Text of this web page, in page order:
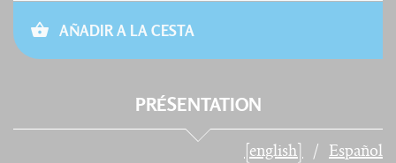
AÑADIR A LA CESTA
PRÉSENTATION
[english] Español